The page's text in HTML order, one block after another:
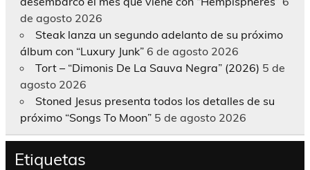
de agosto 2026
Steak lanza un segundo adelanto de su próximo
álbum con “Luxury Junk” 6 de agosto 2026
Tort – “Dimonis De La Sauva Negra” (2026) 5 de
agosto 2026
Stoned Jesus presenta todos los detalles de su
próximo “Songs To Moon” 5 de agosto 2026
Etiquetas